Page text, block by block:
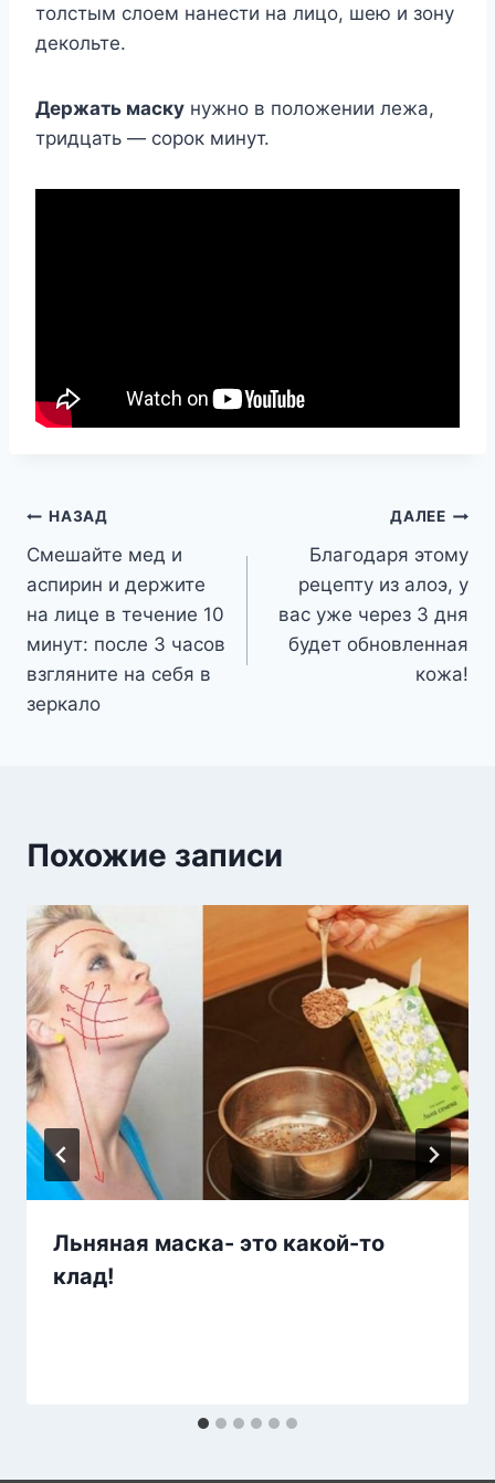
толстым слоем нанести на лицо, шею и зону
декольте.
Держать маску нужно в положении лежа,
тридцать — сорок минут.
Навигация
по
записям
НАЗАД
Смешайте мед и
аспирин и держите
на лице в течение 10
минут: после 3 часов
взгляните на себя в
зеркало
ДАЛЕЕ
Благодаря этому
рецепту из алоэ, у
вас уже через 3 дня
будет обновленная
кожа!
Похожие записи
Льняная маска- это какой-то
клад!